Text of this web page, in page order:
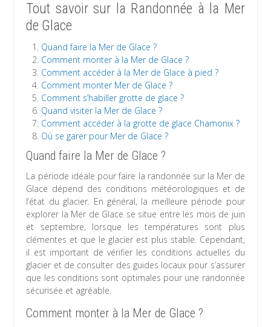
Tout savoir sur la Randonnée à la Mer
de Glace
Quand faire la Mer de Glace ?
Comment monter à la Mer de Glace ?
Comment accéder à la Mer de Glace à pied ?
Comment monter Mer de Glace ?
Comment s’habiller grotte de glace ?
Quand visiter la Mer de Glace ?
Comment accéder à la grotte de glace Chamonix ?
Où se garer pour Mer de Glace ?
Quand faire la Mer de Glace ?
La période idéale pour faire la randonnée sur la Mer de
Glace dépend des conditions météorologiques et de
l’état du glacier. En général, la meilleure période pour
explorer la Mer de Glace se situe entre les mois de juin
et septembre, lorsque les températures sont plus
clémentes et que le glacier est plus stable. Cependant,
il est important de vérifier les conditions actuelles du
glacier et de consulter des guides locaux pour s’assurer
que les conditions sont optimales pour une randonnée
sécurisée et agréable.
Comment monter à la Mer de Glace ?